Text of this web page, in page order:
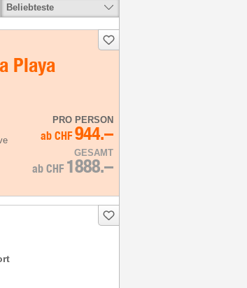
Beliebteste
Playa
PRO PERSON
ab CHF 944.–
GESAMT
ab CHF 1888.–